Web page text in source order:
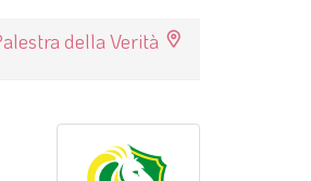
della Verità